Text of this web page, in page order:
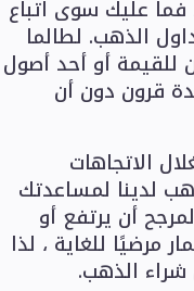
فما عليك سوى اتباع
الذهب. لطالما
للقيمة أو أحد أصول
قرون دون أن
الاتجاهات
لدينا لمساعدتك
أن يرتفع أو
مرضيًا للغاية ، لذا
الذهب.